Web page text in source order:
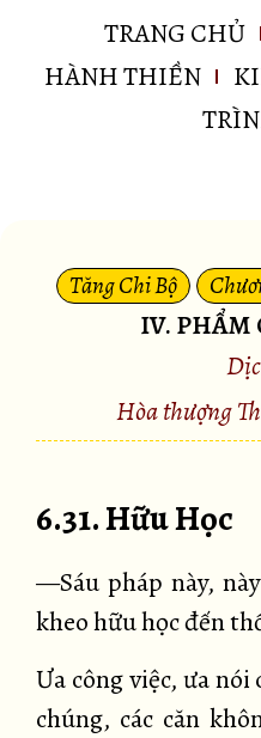
TRANG CHỦ
HÀNH THIỀN
Tăng Chi Bộ
IV. PHẨM
Hòa thượng
6.31. Hữu Học
—Sáu pháp này,
kheo hữu học đến
Ưa công việc, ưa
chúng, các căn